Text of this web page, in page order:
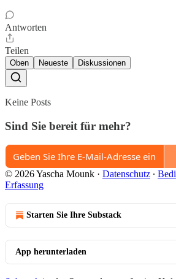
Antworten
Teilen
Oben Neueste Diskussionen
Keine Posts
Sind Sie bereit für mehr?
© 2026 Yascha Mounk · Datenschutz ∙
Erfassung
Starten Sie Ihre Substack
App herunterladen